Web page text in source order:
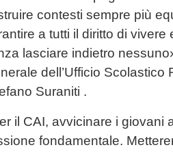
contesti sempre più
a tutti il diritto di
lasciare indietro
dell’Ufficio Scolastico
Suraniti .
il CAI, avvicinare i giovani
fondamentale.